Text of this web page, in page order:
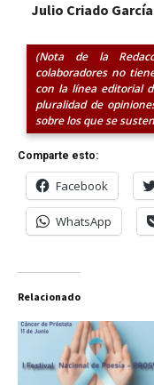
Julio Criado
(Nota de la
colaboradores no
con la línea editorial
pluralidad de
sobre los que se
Comparte esto:
Facebook
WhatsApp
Relacionado